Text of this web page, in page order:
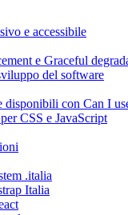
e accessibile
e Graceful
del software
disponibili con Can I
CSS e JavaScript
.italia
Italia